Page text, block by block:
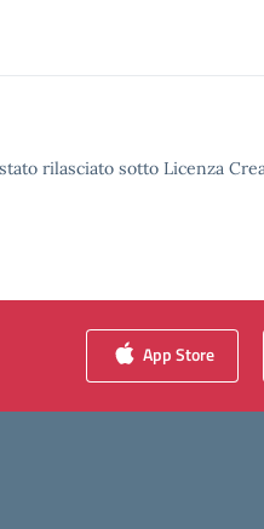
rilasciato sotto Licenza
App Store